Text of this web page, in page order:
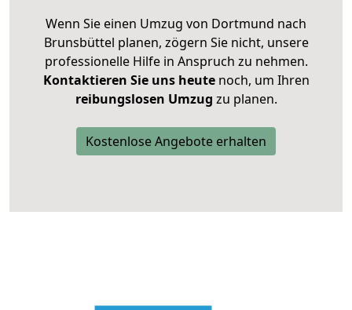
Wenn Sie einen Umzug von Dortmund nach
Brunsbüttel planen, zögern Sie nicht, unsere
professionelle Hilfe in Anspruch zu nehmen.
Kontaktieren Sie uns heutenoch, um Ihren
reibungslosen Umzug zu planen.
Kostenlose Angebote erhalten